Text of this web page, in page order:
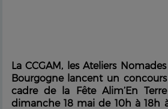
La CCGAM, les Ateliers
Bourgogne lancent un
cadre de la Fête Alim’En
dimanche 18 mai de 10h à 18h